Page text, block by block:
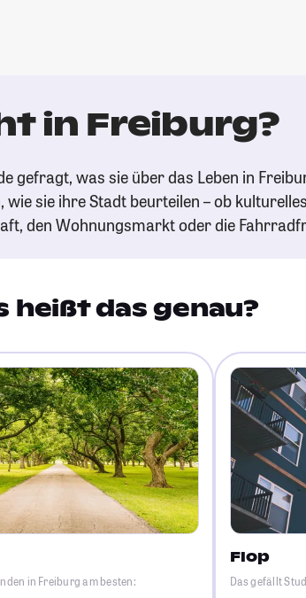
in Freiburg?
gefragt, was sie über das Leben in
wie sie ihre Stadt beurteilen – ob
den Wohnungsmarkt oder die
heißt das genau?
in Freiburg am besten:
Flop
Das gefällt